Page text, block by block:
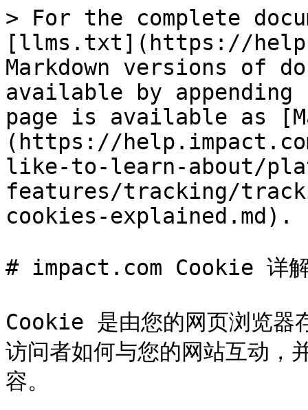
> For the complete
[llms.txt](https://
Markdown versions of
available by
page is available as
(https://
like-to-learn-about/
features/tracking/
cookies-explained.md).
# impact.com Cookie 详
Cookie 是由您的网页浏览器
访问者如何与您的网站互动，
容。